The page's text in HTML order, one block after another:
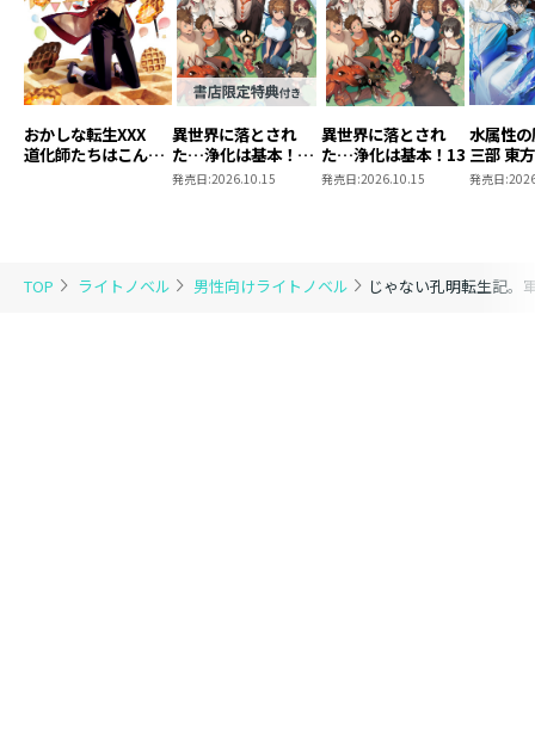
TOP ライトノベル 男性向けライトノベル じゃない孔明転生記。
おかしな転生XXX
道化師たちはこんが
異世界に落とされ
た…浄化は基本！
13【ピッコマ限定
発売日:2026.10.15
異世界に落とされ
た…浄化は基本！13
発売日:2026.10.15
水属性
三部 東
発売日: